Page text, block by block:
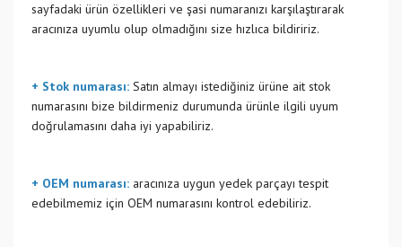
sayfadaki ürün özellikleri ve şasi numaranızı karşılaştırarak
aracınıza uyumlu olup olmadığını size hızlıca bildiririz.
+ Stok numarası: Satın almayı istediğiniz ürüne ait stok
numarasını bize bildirmeniz durumunda ürünle ilgili uyum
doğrulamasını daha iyi yapabiliriz.
+ OEM numarası: aracınıza uygun yedek parçayı tespit
edebilmemiz için OEM numarasını kontrol edebiliriz.